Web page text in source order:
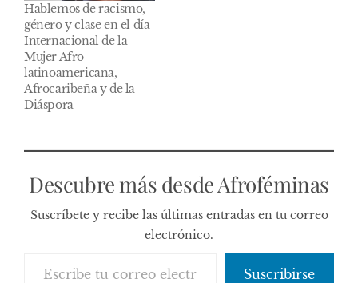
Hablemos de racismo,
género y clase en el día
Internacional de la
Mujer Afro
latinoamericana,
Afrocaribeña y de la
Diáspora
Descubre más desde Afroféminas
Suscríbete y recibe las últimas entradas en tu correo
electrónico.
Suscribirse